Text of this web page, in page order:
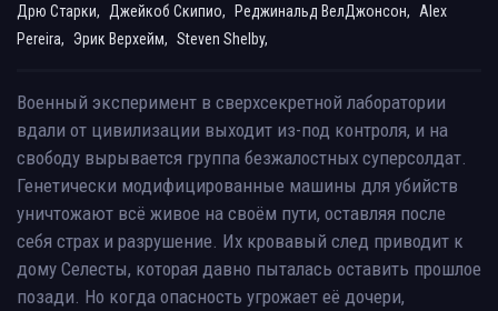
Дрю Старки,
Джейкоб Скипио, Реджинальд ВелДжонсон,
Alex
Pereira, Эрик Верхейм, Steven Shelby,
Военный эксперимент в сверхсекретной лаборатории
вдали от цивилизации выходит из-под контроля, и на
свободу вырывается группа безжалостных суперсолдат.
Генетически модифицированные машины для убийств
уничтожают всё живое на своём пути, оставляя после
себя страх и разрушение. Их кровавый след приводит к
дому Селесты, которая давно пыталась оставить прошлое
позади. Но когда опасность угрожает её дочери,